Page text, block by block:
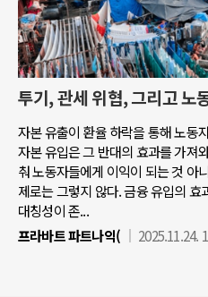
투기, 관세 위협, 그리고 노
자본 유출이 환율 하락을 통해 노동
자본 유입은 그 반대의 효과를 가져
춰 노동자들에게 이익이 되는 것 아
제로는 그렇지 않다. 금융 유입의
대칭성이 존...
프라바트 파트나익(
2025.11.24.